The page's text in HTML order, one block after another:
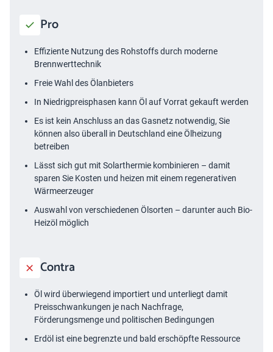
Pro
Effiziente Nutzung des Rohstoffs durch moderne
Brennwerttechnik
Freie Wahl des Ölanbieters
In Niedrigpreisphasen kann Öl auf Vorrat gekauft werden
Es ist kein Anschluss an das Gasnetz notwendig, Sie
können also überall in Deutschland eine Ölheizung
betreiben
Lässt sich gut mit Solarthermie kombinieren – damit
sparen Sie Kosten und heizen mit einem regenerativen
Wärmeerzeuger
Auswahl von verschiedenen Ölsorten – darunter auch Bio-
Heizöl möglich
Contra
Öl wird überwiegend importiert und unterliegt damit
Preisschwankungen je nach Nachfrage,
Förderungsmenge und politischen Bedingungen
Erdöl ist eine begrenzte und bald erschöpfte Ressource